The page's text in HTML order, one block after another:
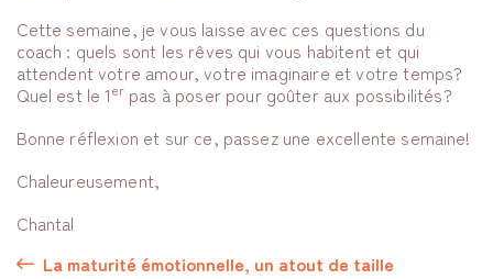
Cette semaine, je vous laisse avec ces questions du
coach : quels sont les rêves qui vous habitent et qui
attendent votre amour, votre imaginaire et votre temps?
Quel est le 1erpas à poser pour goûter aux possibilités?
Bonne réflexion et sur ce, passez une excellente semaine!
Chaleureusement,
Chantal
La maturité émotionnelle, un atout de taille